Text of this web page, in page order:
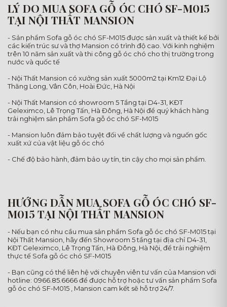
LÝ DO MUA SOFA GỖ ÓC CHÓ SF-M015
TẠI NỘI THẤT MANSION
- Sản phẩm Sofa gỗ óc chó SF-M015 được sản xuất và thiết kế bởi
các kiến trúc sư và thợ Mansion có trình độ cao. Với kinh nghiệm
trên 10 năm sản xuất và thi công gỗ óc chó cho thị trường trong
nước và quốc tế
- Nội Thất Mansion có xưởng sản xuất 5000m2 tại Km12 Đại Lộ
Thăng Long, Vân Côn, Hoài Đức, Hà Nội
- Nội Thất Mansion có showroom 5 Tầng tại D4-31, KĐT
Geleximco, Lê Trọng Tấn, Hà Đông, Hà Nội để quý khách hàng
trải nghiệm sản phẩm Sofa gỗ óc chó SF-M015
- Mansion luôn đảm bảo tuyệt đối về chất lượng và nguốn gốc
xuất xứ của vật liệu gỗ óc chó
- Chế độ bảo hành, đảm bảo uy tín, tin cậy cho mọi sản phẩm.
HƯỚNG DẪN MUA SOFA GỖ ÓC CHÓ SF-
M015 TẠI NỘI THẤT MANSION
- Nếu bạn có nhu cầu mua sản phẩm Sofa gỗ óc chó SF-M015 tại
Nội Thất Mansion, hãy đến Showroom 5 tầng tại địa chỉ D4-31,
KĐT Geleximco, Lê Trọng Tấn, Hà Đông, Hà Nội, để trải nghiệm
thực tế Sofa gỗ óc chó SF-M015
- Bạn cũng có thể liên hệ với chuyên viên tư vấn của Mansion với
hotline: 0966.85.6666 để được hỗ trợ hoặc tư vấn sản phẩm Sofa
gỗ óc chó SF-M015 , Mansion cam kết sẽ hỗ trợ 24/7.